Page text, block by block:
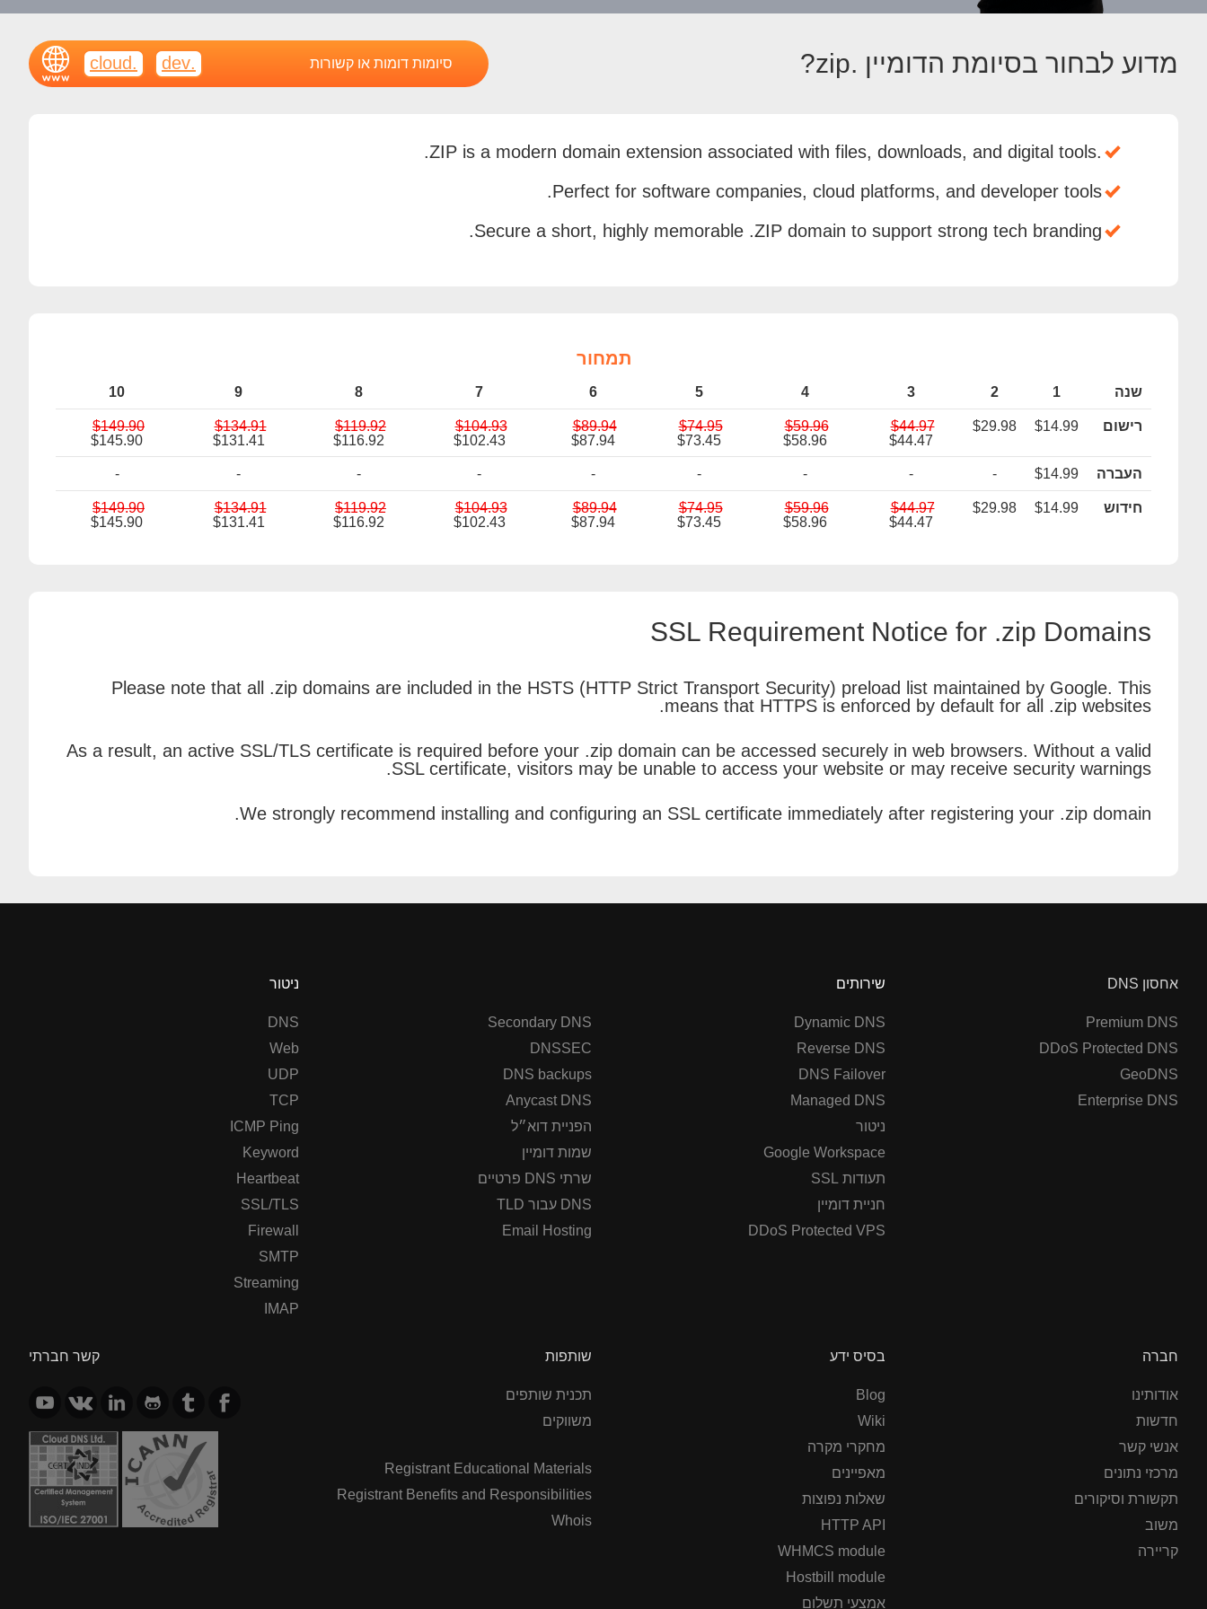
מדוע לבחור בסיומת הדומיין .zip? סיומות דומות או קשורות .dev
.cloud
.ZIP is a modern domain extension associated with files, downloads, and digital tools.
Perfect for software companies, cloud platforms, and developer tools.
Secure a short, highly memorable .ZIP domain to support strong tech branding.
תמחור
שנה 1
2
3
4
5
6
7
8
9
10
רישום
$14.99
$29.98
$44.97
$44.47
$59.96
$58.96
$74.95
$73.45
$89.94
$87.94
$104.93
$102.43
$119.92
$116.92
$134.91
$131.41
$149.90
$145.90
העברה $14.99
-
-
-
-
-
-
-
-
-
חידוש $14.99
$29.98
$44.97
$44.47
$59.96
$58.96
$74.95
$73.45
$89.94
$87.94
$104.93
$102.43
$119.92
$116.92
$134.91
$131.41
$149.90
$145.90
SSL Requirement Notice for .zip Domains
Please note that all .zip domains are included in the HSTS (HTTP Strict Transport Security) preload list maintained by Google. This
means that HTTPS is enforced by default for all .zip websites.
As a result, an active SSL/TLS certificate is required before your .zip domain can be accessed securely in web browsers. Without a valid
SSL certificate, visitors may be unable to access your website or may receive security warnings.
We strongly recommend installing and configuring an SSL certificate immediately after registering your .zip domain.
אחסון DNS
Premium DNS
DDoS Protected DNS
GeoDNS
Enterprise DNS
שירותים
Dynamic DNS
Reverse DNS
DNS Failover
Managed DNS
ניטור
Google Workspace
תעודות SSL
חניית דומיין
DDoS Protected VPS
Secondary DNS
DNSSEC
DNS backups
Anycast DNS
הפניית דוא״ל
שמות דומיין
שרתי DNS פרטיים
DNS עבור TLD
Email Hosting
ניטור
DNS
Web
UDP
TCP
ICMP Ping
Keyword
Heartbeat
SSL/TLS
Firewall
SMTP
Streaming
IMAP
חברה
אודותינו
חדשות
אנשי קשר
מרכזי נתונים
תקשורת וסיקורים
משוב
קריירה
בסיס ידע
Blog
Wiki
מחקרי מקרה
מאפיינים
שאלות נפוצות
HTTP API
WHMCS module
Hostbill module
אמצעי תשלום
שותפות
תכנית שותפים
משווקים
Registrant Educational Materials
Registrant Benefits and Responsibilities
Whois
קשר חברתי